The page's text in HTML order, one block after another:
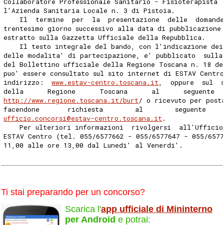
l'Azienda Sanitaria Locale n. 3 di Pistoia.
Il  termine  per  la  presentazione  delle
trentesimo giorno successivo alla data di
estratto sulla Gazzetta Ufficiale della Repubblica.
Il testo integrale del bando, con l'indicazione
delle modalita' di partecipazione, e' pubblicato
del Bollettino ufficiale della Regione Toscana n. 18
puo' essere consultato sul sito internet di ESTAV
indirizzo: www.estav-centro.toscana.it ,  oppure  sul
della      Regione      Toscana      al      seguente
http://www.regione.toscana.it/burt/ o ricevuto per
facendone       richiesta        al        seguente
ufficio.concorsi@estav-centro.toscana.it .
Per ulteriori informazioni  rivolgersi
ESTAV Centro (tel. 055/6577662 - 055/6577647 - 055/
11,00 alle ore 13,00 dal Lunedi' al Venerdi'.
Ti stai preparando per un concorso?
Scarica l'app ufficiale di Mininterno
per Android e potrai: